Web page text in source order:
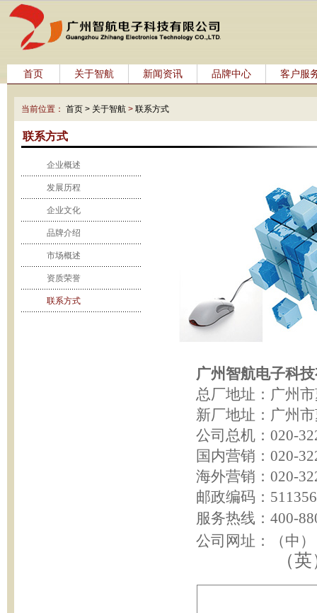
首页 关于智航 新闻资讯 品牌中心 客户服
当前位置： 首页 > 关于智航 > 联系方式
联系方式
企业概述
发展历程
企业文化
品牌介绍
市场概述
资质荣誉
联系方式
广州智航电子科
总厂地址：广州
新厂地址：广州
公司总机： 020-
国内营销： 020-
海外营销：020-
邮政编码： 511356
服务热线： 400-
公司网址：（中）
（英